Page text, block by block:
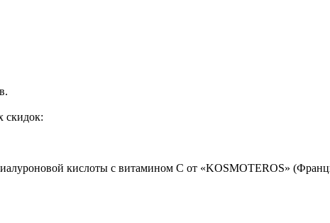
скидок:
кислоты с витамином С от «KOSMOTEROS»